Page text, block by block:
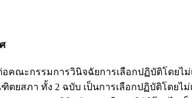
คณะกรรมการวินิจฉัยการเลือกปฏิบัติโดยไม่
ยสภา ทั้ง 2 ฉบับ เป็นการเลือกปฏิบัติโดยไม่